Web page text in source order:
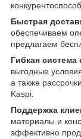
Быстрая
обеспечиваем
предлагаем
Гибкая система
выгодные
а также
Kaspi.
Поддержка
материалы и
эффективно